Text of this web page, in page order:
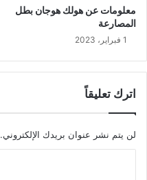
معلومات عن هولك هوجان بطل
المصارعة
1 فبراير، 2023
اترك تعليقاً
لن يتم نشر عنوان بريدك الإلكتروني.